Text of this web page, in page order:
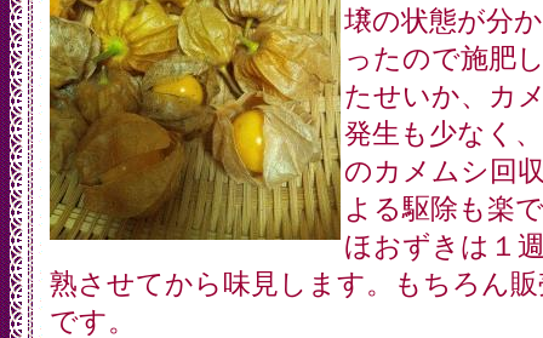
壌の状態が分
ったので施肥
たせいか、カ
発生も少なく
のカメムシ回
よる駆除も楽
ほおずきは１
熟させてから味見します。もちろん販
です。